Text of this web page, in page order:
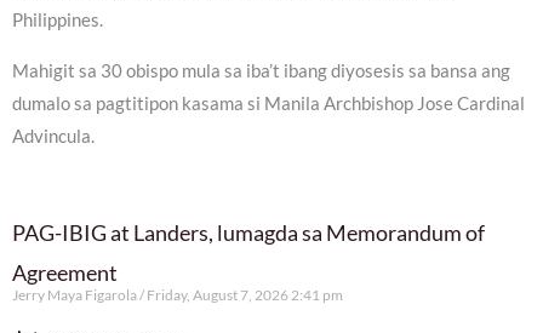
Philippines.
Mahigit sa 30 obispo mula sa iba’t ibang diyosesis sa bansa ang
dumalo sa pagtitipon kasama si Manila Archbishop Jose Cardinal
Advincula.
PAG-IBIG at Landers, lumagda sa Memorandum of
Agreement
Jerry Maya Figarola Friday, August 7, 2026 2:41 pm